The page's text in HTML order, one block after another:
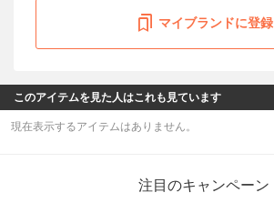
マイブランドに登録
このアイテムを見た人はこれも見ています
現在表示するアイテムはありません。
注目のキャンペーン